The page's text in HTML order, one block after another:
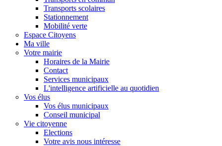
Transports scolaires
Stationnement
Mobilité verte
Espace Citoyens
Ma ville
Votre mairie
Horaires de la Mairie
Contact
Services municipaux
L'intelligence artificielle au quotidien
Vos élus
Vos élus municipaux
Conseil municipal
Vie citoyenne
Elections
Votre avis nous intéresse